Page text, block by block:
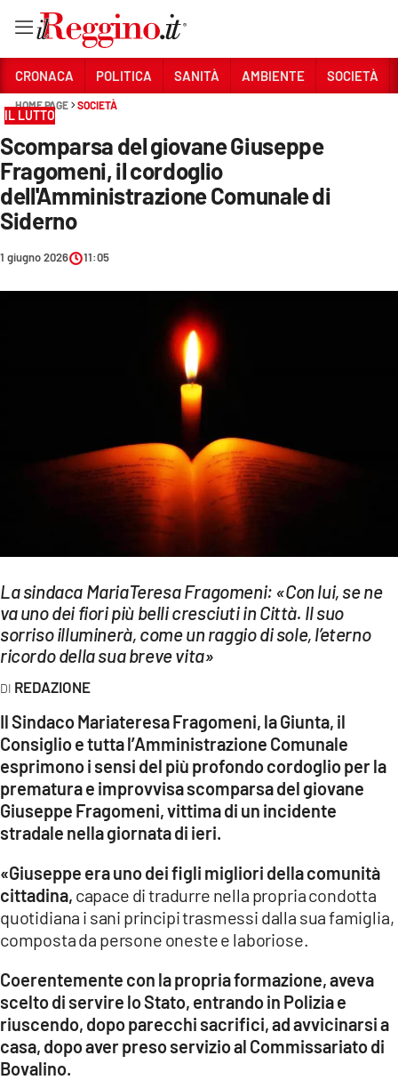
Sezioni
CRONACA
POLITICA
SANITÀ
AMBIENTE
SPORT
LAC ONAIR
LaC
Network
LACPLAY.IT
LACTV.IT
LACONAIR.IT
LACITYMAG.IT
ILREGGINO.IT
COSENZACHANNEL.IT
ILVIBONESE.IT
CATANZAROCHANNEL.IT
LACAPITALENEWS.IT
App
CRONACA POLITICA SANITÀ AMBIENTE SOCIETÀ
HOME PAGE SOCIETÀ
IL LUTTO
Scomparsa del giovane Giuseppe
Fragomeni, il cordoglio
dell'Amministrazione Comunale di
Siderno
1 giugno 2026 11:05
La sindaca MariaTeresa Fragomeni: «Con lui, se ne
va uno dei fiori più belli cresciuti in Città. Il suo
sorriso illuminerà, come un raggio di sole, l’eterno
ricordo della sua breve vita»
REDAZIONE
Il Sindaco Mariateresa Fragomeni, la Giunta, il
Consiglio e tutta l’Amministrazione Comunale
esprimono i sensi del più profondo cordoglio per la
prematura e improvvisa scomparsa del giovane
Giuseppe Fragomeni, vittima di un incidente
stradale nella giornata di ieri.
«Giuseppe era uno dei figli migliori della comunità
cittadina, capace di tradurre nella propria condotta
quotidiana i sani principi trasmessi dalla sua famiglia,
composta da persone oneste e laboriose.
Coerentemente con la propria formazione, aveva
scelto di servire lo Stato, entrando in Polizia e
riuscendo, dopo parecchi sacrifici, ad avvicinarsi a
casa, dopo aver preso servizio al Commissariato di
Bovalino.